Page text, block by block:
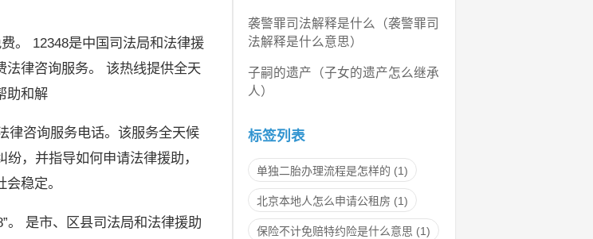
。 12348是中国司法局和法律援
法律咨询服务。 该热线提供全天
助和解
律咨询服务电话。该服务全天候
，并指导如何申请法律援助，
稳定。
。 是市、区县司法局和法律援助
袭警罪司法解释是什么（袭警罪司
法解释是什么意思）
子嗣的遗产（子女的遗产怎么继承
人）
标签列表
单独二胎办理流程是怎样的 (1)
北京本地人怎么申请公租房 (1)
保险不计免赔特约险是什么意思 (1)